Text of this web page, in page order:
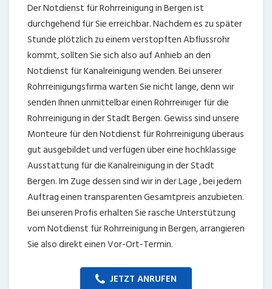
Der Notdienst für Rohrreinigung in Bergen ist
durchgehend für Sie erreichbar. Nachdem es zu später
Stunde plötzlich zu einem verstopften Abflussrohr
kommt, sollten Sie sich also auf Anhieb an den
Notdienst für Kanalreinigung wenden. Bei unserer
Rohrreinigungsfirma warten Sie nicht lange, denn wir
senden Ihnen unmittelbar einen Rohrreiniger für die
Rohrreinigung in der Stadt Bergen. Gewiss sind unsere
Monteure für den Notdienst für Rohrreinigung überaus
gut ausgebildet und verfügen über eine hochklassige
Ausstattung für die Kanalreinigung in der Stadt
Bergen. Im Zuge dessen sind wir in der Lage , bei jedem
Auftrag einen transparenten Gesamtpreis anzubieten.
Bei unseren Profis erhalten Sie rasche Unterstützung
vom Notdienst für Rohrreinigung in Bergen, arrangieren
Sie also direkt einen Vor-Ort-Termin.
JETZT ANRUFEN